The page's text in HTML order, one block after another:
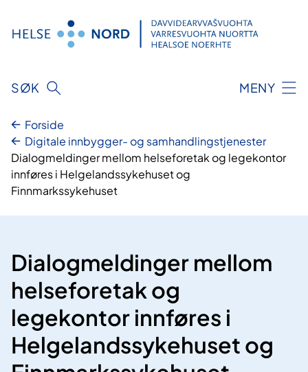
innhold
SØK MENY
Forside
Digitale innbygger- og samhandlingstjenester
Dialogmeldinger mellom helseforetak og legekontor
innføres i Helgelandssykehuset og
Finnmarkssykehuset
Dialogmeldinger mellom
helseforetak og
legekontor innføres i
Helgelandssykehuset og